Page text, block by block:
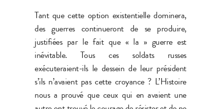
Tant que cette option existentielle dominera,
des guerres continueront de se produire,
justifiées par le fait que « la » guerre est
inévitable. Tous ces soldats russes
exécuteraient-ils le dessein de leur président
s’ils n’avaient pas cette croyance ? L’Histoire
nous a prouvé que ceux qui en avaient une